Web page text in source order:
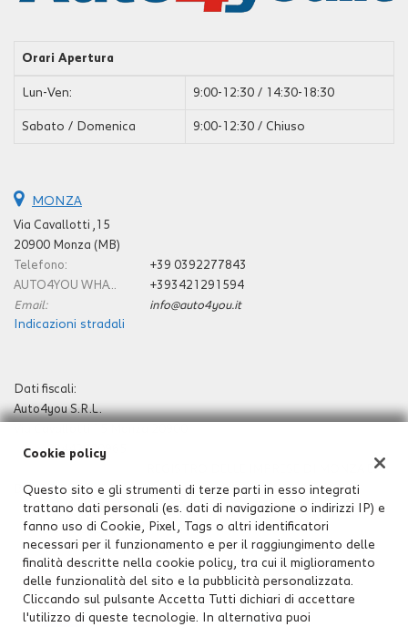
Orari Apertura
Lun-Ven: 9:00-12:30 / 14:30-18:30
Sabato / Domenica 9:00-12:30 / Chiuso
MONZA
Via Cavallotti ,15
20900 Monza (MB)
Telefono:
+39 0392277843
AUTO4YOU WHATSAPP E CELLULARE:
+393421291594
Email:
info@auto4you.it
Indicazioni stradali
Dati fiscali:
Auto4you S.R.L.
P.IVA:09442000965
BRIANZA
N°09442000965
REA:MB-1907271
Capitale sociale: € 10.000 i.v.
Cookie policy
Questo sito e gli strumenti di terze parti in esso integrati
trattano dati personali (es. dati di navigazione o indirizzi IP) e
fanno uso di Cookie, Pixel, Tags o altri identificatori
necessari per il funzionamento e per il raggiungimento delle
finalità descritte nella cookie policy, tra cui il miglioramento
delle funzionalità del sito e la pubblicità personalizzata.
Cliccando sul pulsante Accetta Tutti dichiari di accettare
l'utilizzo di queste tecnologie. In alternativa puoi